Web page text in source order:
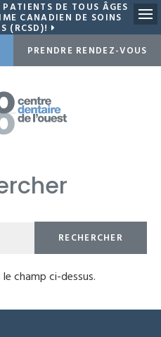
DE TOUS ÂGES
CANADIEN DE SOINS
(RCSD)!
PRENDRE RENDEZ-VOUS
champ ci-dessus.